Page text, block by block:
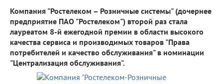
Компания "Ростелеком – Розничные системы" (дочернее
предприятие ПАО "Ростелеком") второй раз стала
лауреатом 8-й ежегодной премии в области высокого
качества сервиса и производимых товаров "Права
потребителей и качество обслуживания" в номинации
"Централизация обслуживания".